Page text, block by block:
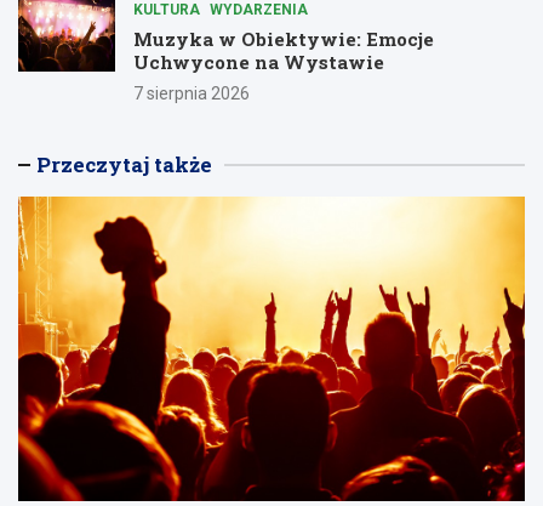
KULTURA WYDARZENIA
Muzyka w Obiektywie: Emocje
Uchwycone na Wystawie
7 sierpnia 2026
Przeczytaj także